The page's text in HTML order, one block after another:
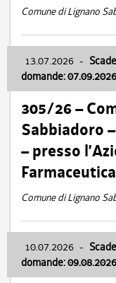
Comune di Lignano
13.07.2026 -
domande:
305/26 –
Sabbiadoro
– presso
Comune di Lignano
10.07.2026 -
domande: 09.08.2026